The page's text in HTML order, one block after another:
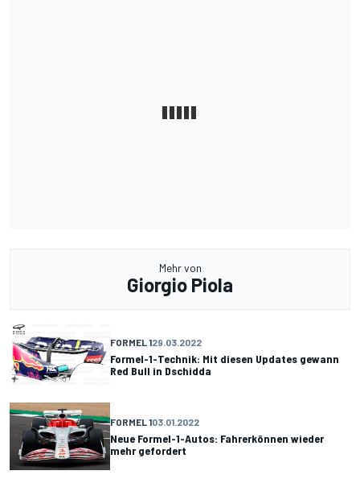
Mehr von
Giorgio Piola
FORMEL 129.03.2022
Formel-1-Technik: Mit diesen Updates gewann
Red Bull in Dschidda
FORMEL 103.01.2022
Neue Formel-1-Autos: Fahrerkönnen wieder
mehr gefordert